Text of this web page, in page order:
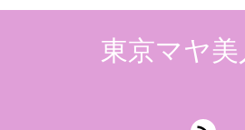
東京マヤ美